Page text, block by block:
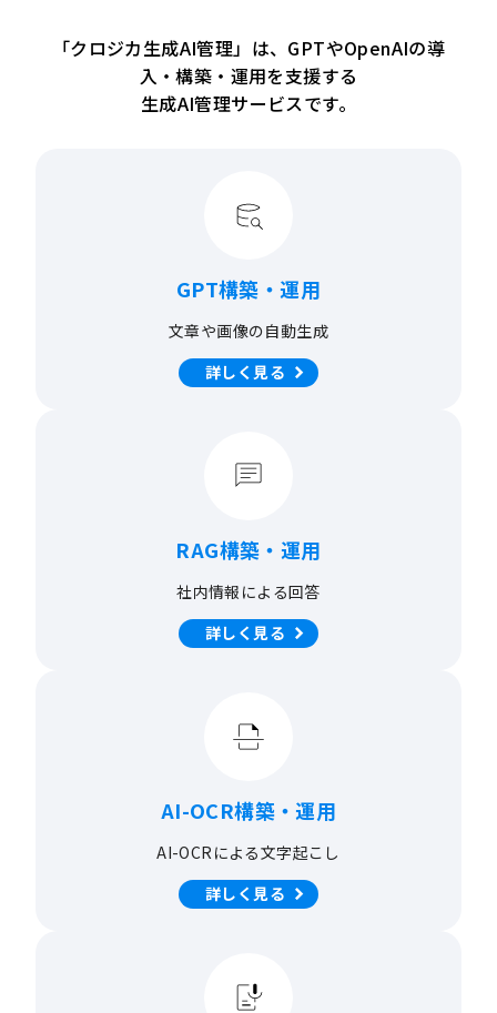
「クロジカ生成AI管理」は、GPTやOpenAIの導
入・構築・運用を支援する
生成AI管理サービスです。
GPT構築・運用
文章や画像の自動生成
詳しく見る
RAG構築・運用
社内情報による回答
詳しく見る
AI-OCR構築・運用
AI-OCRによる文字起こし
詳しく見る